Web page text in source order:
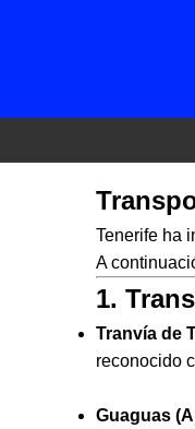
Tenerife ha
A
1.
Tranvía de
reconocido
Guaguas